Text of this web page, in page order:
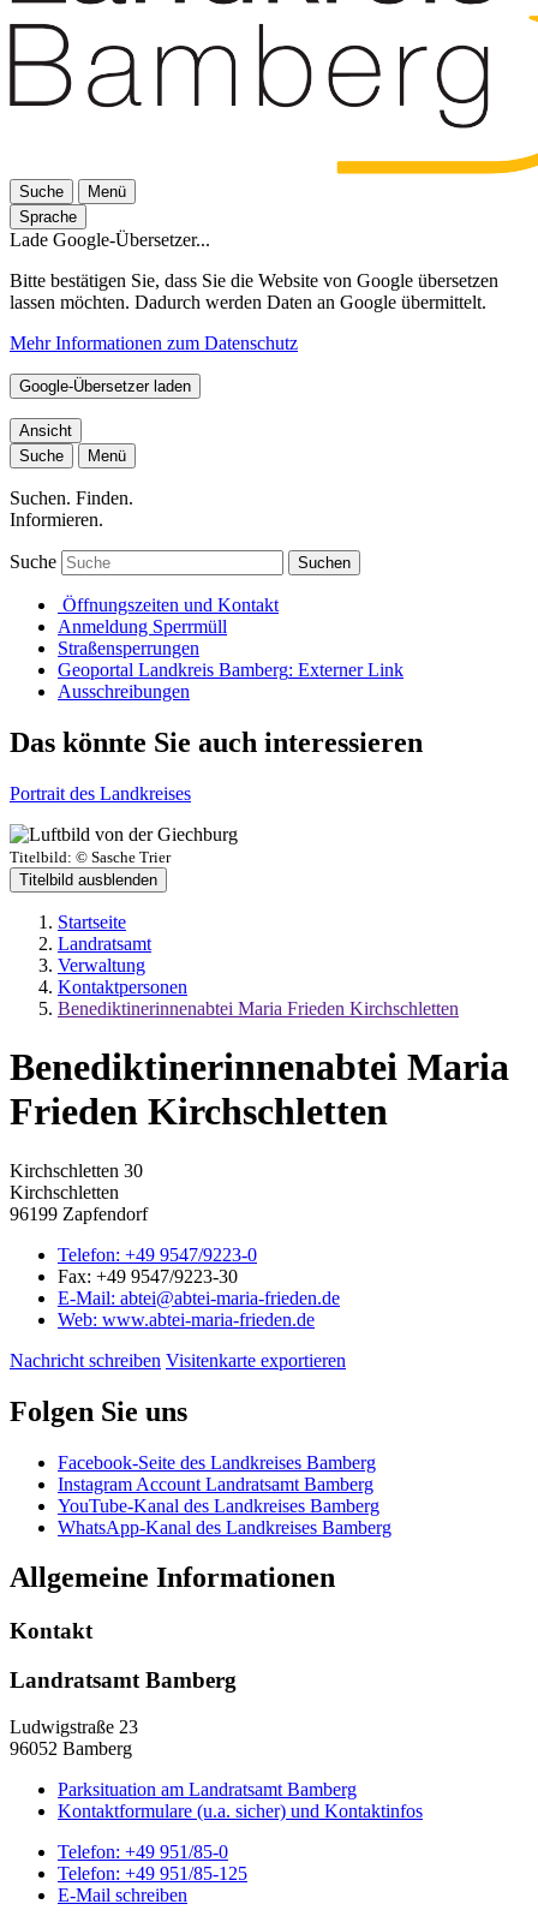
Suche
Menü
Sprache
Lade Google-Übersetzer...
Bitte bestätigen Sie, dass Sie die Website von Google übersetzen
lassen möchten. Dadurch werden Daten an Google übermittelt.
Mehr Informationen zum Datenschutz
Google-Übersetzer laden
Ansicht
Suche
Menü
Suchen. Finden.
Informieren.
Suche Suchen
Öffnungszeiten und Kontakt
Anmeldung Sperrmüll
Straßensperrungen
Geoportal Landkreis Bamberg: Externer Link
Ausschreibungen
Das könnte Sie auch interessieren
Portrait des Landkreises
Titelbild: © Sasche Trier
Titelbild ausblenden
Startseite
Landratsamt
Verwaltung
Kontaktpersonen
Benediktinerinnenabtei Maria Frieden Kirchschletten
Benediktinerinnenabtei Maria
Frieden Kirchschletten
Kirchschletten 30
Kirchschletten
96199 Zapfendorf
Telefon: +49 9547/9223-0
Fax: +49 9547/9223-30
E-Mail: abtei@abtei-maria-frieden.de
Web: www.abtei-maria-frieden.de
Nachricht schreiben Visitenkarte exportieren
Folgen Sie uns
Facebook-Seite des Landkreises Bamberg
Instagram Account Landratsamt Bamberg
YouTube-Kanal des Landkreises Bamberg
WhatsApp-Kanal des Landkreises Bamberg
Allgemeine Informationen
Kontakt
Landratsamt Bamberg
Ludwigstraße 23
96052 Bamberg
Parksituation am Landratsamt Bamberg
Kontaktformulare (u.a. sicher) und Kontaktinfos
Telefon: +49 951/85-0
Telefon: +49 951/85-125
E-Mail schreiben